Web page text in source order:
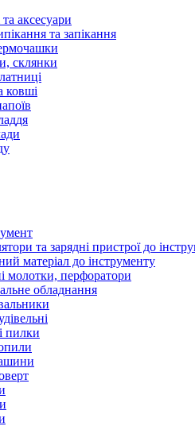
аксесуари
та запікання
склянки
ковші
та зарядні пристрої до
матеріал до інструменту
молотки, перфоратори
обладнання
пилки